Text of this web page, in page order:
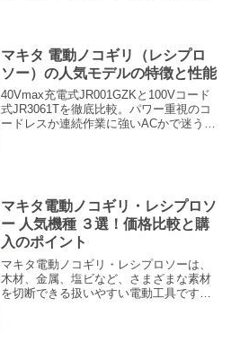
まで失敗しない選び方をサポートしま
す。
マキタ 電動ノコギリ（レシプロ
ソー）の人気モデルの特徴と性能
40Vmax充電式JR001GZKと100Vコード
式JR3061Tを徹底比較。パワー重視のコ
ードレスか連続作業に強いACかで迷う人
マキタ電動ノコギリ・レシプロソ
ー 人気機種 ３選！価格比較と購
入のポイント
マキタ電動ノコギリ・レシプロソーは、
木材、金属、塩ビなど、さまざまな素材
を切断できる扱いやすい電動工具です。